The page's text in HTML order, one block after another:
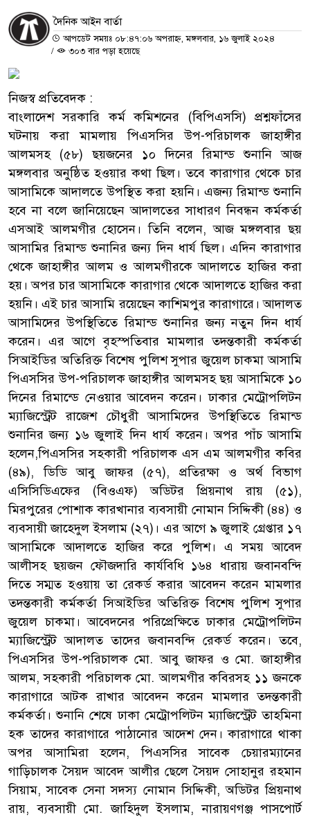
দৈনিক আইন বার্তা
আপডেট সময়ঃ ০৮:৪৭:০৬ অপরাহ্ন, মঙ্গলবার, ১৬ জুলাই ২০২৪
/
৩০৩ বার পড়া হয়েছে
নিজস্ব প্রতিবেদক :
বাংলাদেশ সরকারি কর্ম কমিশনের (বিপিএসসি) প্রশ্নফাঁসের
ঘটনায় করা মামলায় পিএসসির উপ-পরিচালক জাহাঙ্গীর
আলমসহ (৫৮) ছয়জনের ১০ দিনের রিমান্ড শুনানি আজ
মঙ্গলবার অনুষ্ঠিত হওয়ার কথা ছিল। তবে কারাগার থেকে চার
আসামিকে আদালতে উপস্থিত করা হয়নি। এজন্য রিমান্ড শুনানি
হবে না বলে জানিয়েছেন আদালতের সাধারণ নিবন্ধন কর্মকর্তা
এসআই আলমগীর হোসেন। তিনি বলেন, আজ মঙ্গলবার ছয়
আসামির রিমান্ড শুনানির জন্য দিন ধার্য ছিল। এদিন কারাগার
থেকে জাহাঙ্গীর আলম ও আলমগীরকে আদালতে হাজির করা
হয়। অপর চার আসামিকে কারাগার থেকে আদালতে হাজির করা
হয়নি। এই চার আসামি রয়েছেন কাশিমপুর কারাগারে। আদালত
আসামিদের উপস্থিতিতে রিমান্ড শুনানির জন্য নতুন দিন ধার্য
করেন। এর আগে বৃহস্পতিবার মামলার তদন্তকারী কর্মকর্তা
সিআইডির অতিরিক্ত বিশেষ পুলিশ সুপার জুয়েল চাকমা আসামি
পিএসসির উপ-পরিচালক জাহাঙ্গীর আলমসহ ছয় আসামিকে ১০
দিনের রিমান্ডে নেওয়ার আবেদন করেন। ঢাকার মেট্রোপলিটন
ম্যাজিস্ট্রেট রাজেশ চৌধুরী আসামিদের উপস্থিতিতে রিমান্ড
শুনানির জন্য ১৬ জুলাই দিন ধার্য করেন। অপর পাঁচ আসামি
হলেন,পিএসসির সহকারী পরিচালক এস এম আলমগীর কবির
(৪৯), ডিডি আবু জাফর (৫৭), প্রতিরক্ষা ও অর্থ বিভাগ
এসিসিডিএফের (বিওএফ) অডিটর প্রিয়নাথ রায় (৫১),
মিরপুরের পোশাক কারখানার ব্যবসায়ী নোমান সিদ্দিকী (৪৪) ও
ব্যবসায়ী জাহেদুল ইসলাম (২৭)। এর আগে ৯ জুলাই গ্রেপ্তার ১৭
আসামিকে আদালতে হাজির করে পুলিশ। এ সময় আবেদ
আলীসহ ছয়জন ফৌজদারি কার্যবিধি ১৬৪ ধারায় জবানবন্দি
দিতে সম্মত হওয়ায় তা রেকর্ড করার আবেদন করেন মামলার
তদন্তকারী কর্মকর্তা সিআইডির অতিরিক্ত বিশেষ পুলিশ সুপার
জুয়েল চাকমা। আবেদনের পরিপ্রেক্ষিতে ঢাকার মেট্রোপলিটন
ম্যাজিস্ট্রেট আদালত তাদের জবানবন্দি রেকর্ড করেন। তবে,
পিএসসির উপ-পরিচালক মো. আবু জাফর ও মো. জাহাঙ্গীর
আলম, সহকারী পরিচালক মো. আলমগীর কবিরসহ ১১ জনকে
কারাগারে আটক রাখার আবেদন করেন মামলার তদন্তকারী
কর্মকর্তা। শুনানি শেষে ঢাকা মেট্রোপলিটন ম্যাজিস্ট্রেট তাহমিনা
হক তাদের কারাগারে পাঠানোর আদেশ দেন। কারাগারে থাকা
অপর আসামিরা হলেন, পিএসসির সাবেক চেয়ারম্যানের
গাড়িচালক সৈয়দ আবেদ আলীর ছেলে সৈয়দ সোহানুর রহমান
সিয়াম, সাবেক সেনা সদস্য নোমান সিদ্দিকী, অডিটর প্রিয়নাথ
রায়, ব্যবসায়ী মো. জাহিদুল ইসলাম, নারায়ণগঞ্জ পাসপোর্ট